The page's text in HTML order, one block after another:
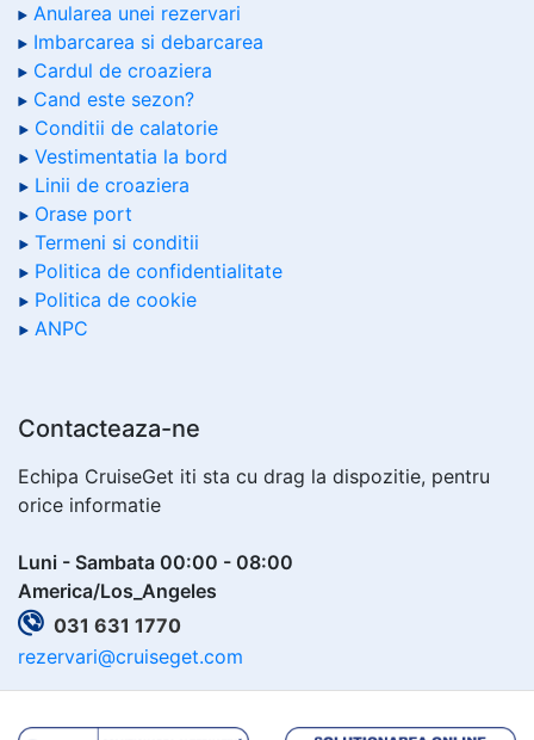
Anularea unei rezervari
Imbarcarea si debarcarea
Cardul de croaziera
Cand este sezon?
Conditii de calatorie
Vestimentatia la bord
Linii de croaziera
Orase port
Termeni si conditii
Politica de confidentialitate
Politica de cookie
ANPC
Contacteaza-ne
Echipa CruiseGet iti sta cu drag la dispozitie, pentru
orice informatie
Luni - Sambata 00:00 - 08:00
America/Los_Angeles
031 631 1770
rezervari@cruiseget.com